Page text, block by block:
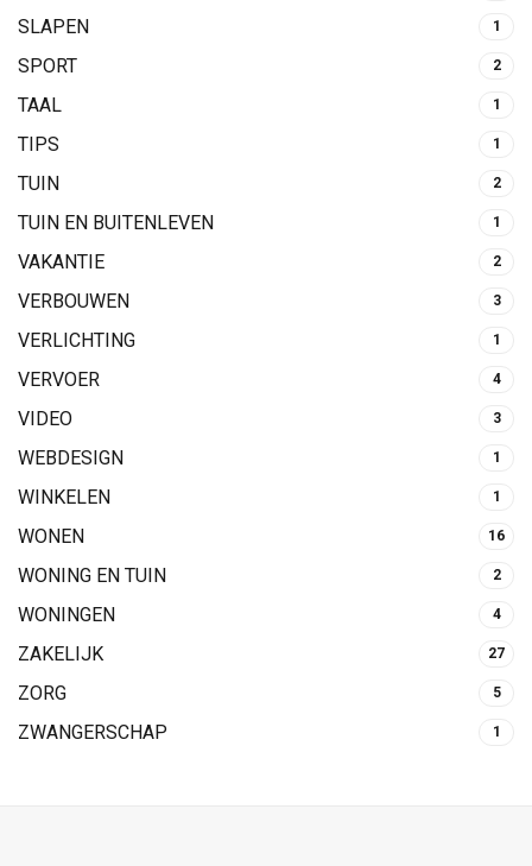
SLAPEN 1
SPORT 2
TAAL 1
TIPS 1
TUIN 2
TUIN EN BUITENLEVEN 1
VAKANTIE 2
VERBOUWEN 3
VERLICHTING 1
VERVOER 4
VIDEO 3
WEBDESIGN 1
WINKELEN 1
WONEN 16
WONING EN TUIN 2
WONINGEN 4
ZAKELIJK 27
ZORG 5
ZWANGERSCHAP 1